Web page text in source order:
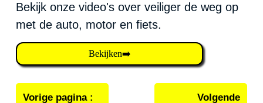
Bekijk onze video's over veiliger de weg op
met de auto, motor en fiets.
Bekijken➡️
Bericht
Vorige pagina
Volgende